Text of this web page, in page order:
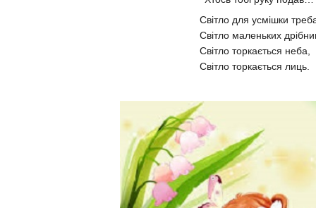
Світло для усмішки
Світло маленьких
Світло торкається неба,
Світло торкається лиць.